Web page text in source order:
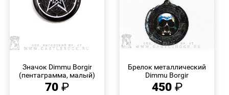
Значок Dimmu Borgir
(пентаграмма, малый)
70 ₽
Брелок металлический
Dimmu Borgir
450 ₽